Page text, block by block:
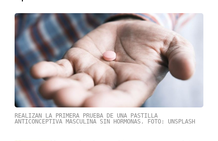
REALIZAN LA PRIMERA PRUEBA DE UNA PASTILLA
ANTICONCEPTIVA MASCULINA SIN HORMONAS. FOTO: UNSPLASH